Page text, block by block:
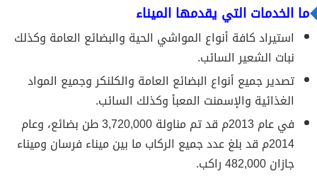
ما الخدمات التي يقدمها الميناء
استيراد كافة أنواع المواشي الحية والبضائع العامة وكذلك
نبات الشعير السائب.
تصدير جميع أنواع البضائع العامة والكلنكر وجميع المواد
الغذائية والإسمنت المعبأ وكذلك السائب.
في عام 2013م قد تم مناولة 3,720,000 طن بضائع، وعام
2014م قد بلغ عدد جميع الركاب ما بين ميناء فرسان وميناء
جازان 482,000 راكب.